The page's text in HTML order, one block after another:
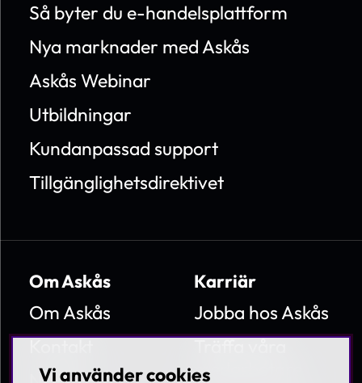
Så byter du e-handelsplattform
Nya marknader med Askås
Askås Webinar
Utbildningar
Kundanpassad support
Tillgänglighetsdirektivet
Om Askås
Om Askås
Karriär
Jobba hos Askås
medarbetare
Vi använder cookies